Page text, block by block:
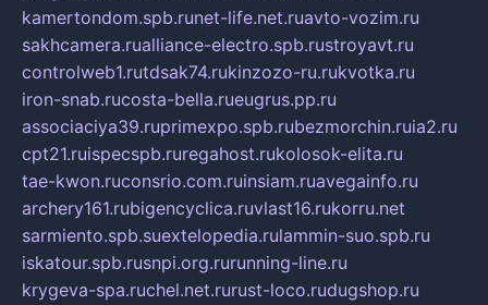
kamertondom.spb.runet-life.net.ruavto-vozim.ru
sakhcamera.rualliance-electro.spb.rustroyavt.ru
controlweb1.rutdsak74.rukinzozo-ru.rukvotka.ru
iron-snab.rucosta-bella.rueugrus.pp.ru
associaciya39.ruprimexpo.spb.rubezmorchin.ruia2.ru
cpt21.ruispecspb.ruregahost.rukolosok-elita.ru
tae-kwon.ruconsrio.com.ruinsiam.ruavegainfo.ru
archery161.rubigencyclica.ruvlast16.rukorru.net
sarmiento.spb.suextelopedia.rulammin-suo.spb.ru
iskatour.spb.rusnpi.org.rurunning-line.ru
krygeva-spa.ruchel.net.rurust-loco.rudugshop.ru